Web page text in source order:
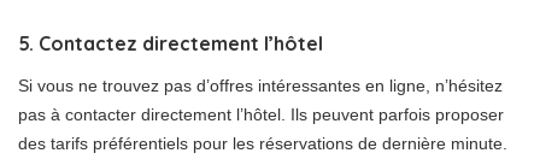
5. Contactez directement l’hôtel
Si vous ne trouvez pas d’offres intéressantes en ligne, n’hésitez
pas à contacter directement l’hôtel. Ils peuvent parfois proposer
des tarifs préférentiels pour les réservations de dernière minute.